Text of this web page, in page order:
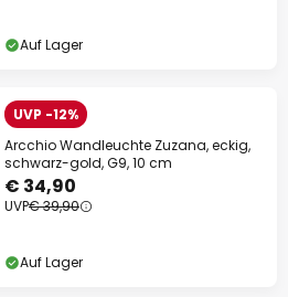
Auf Lager
UVP -12%
Arcchio Wandleuchte Zuzana, eckig,
schwarz-gold, G9, 10 cm
€ 34,90
UVP€ 39,90
Auf Lager